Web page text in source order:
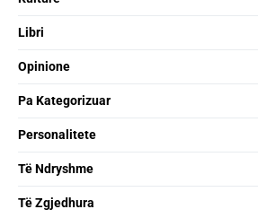
Libri
Opinione
Pa Kategorizuar
Personalitete
Të Ndryshme
Të Zgjedhura